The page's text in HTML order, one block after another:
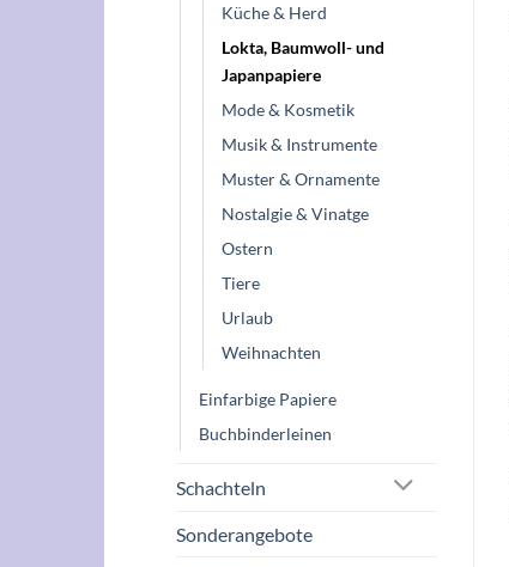
Küche & Herd
Lokta, Baumwoll- und
Japanpapiere
Mode & Kosmetik
Musik & Instrumente
Muster & Ornamente
Nostalgie & Vinatge
Ostern
Tiere
Urlaub
Weihnachten
Einfarbige Papiere
Buchbinderleinen
Schachteln
Sonderangebote